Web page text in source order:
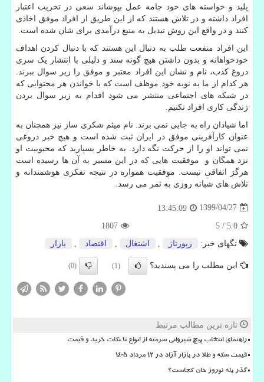
پلید و خواسته های خود جامه عمل بپوشاند سعی در تخریب اعتبار
افراد داشته و در تلاش هستند که از این طریق از افراد موفق اخاذی
کنند و در واقع این روش تبدیل به منبع درآمدی برای شان شده است.
این افراد منفعت طلب به دنبال این هستند که با دنبال کردن اهداف
خودخواهانه و بدون داشتن هیچ گونه سند و دلیلی با انتشار یک سری
دروغ کذب، نام و نشان این افراد معتبر و موفق را زیر سوال ببرند.
هر کدام از ما به نوبه خود موظف است که با خواندن هر محتوایی که
در شبکه های اجتماعی منتشر می شود اقدام به زیر سوال بردن
زندگی کاری افراد نکنیم.
اما شیادان راه به جایی نمی برند. نام میثم شکری ساز نیز همچنان به
عنوان کارآفرینی موفق در ایران ثبت شده است و هیچ خبر دروغی
نمی تواند او را از حرکت نگه دارد. به خاطر بسپارید که محبوبیت او
نزد همگان و موفقیت هایی که در این مسیر به آن ها رسیده است
هرگز اتفاقی نیست. موفقیت همواره در نتیجه تفکری هوشمندانه و
تلاش های شبانه روزی به ثمر می رسد.
1399/04/27
13:45:09
5.0
/
5
1807
تگهای خبر:
رپورتاژ اشتغال اقتصاد بازار
این مطلب را می پسندید؟ (1)
(0)
تازه ترین مطالب مرتبط
راهنمای انتخاب پیچ شیروانی سرمته از انواع تا نکات خرید و قیمت
قیمت سکه و طلا در بازار آزاد در ۱۲ مرداد ۱۴۰۵
گذر پله نوروز خان کجاست؟